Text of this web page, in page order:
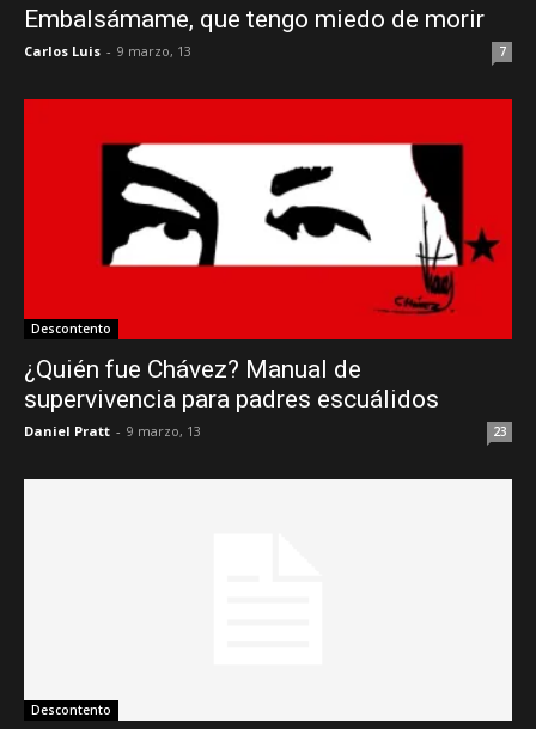
Embalsámame, que tengo miedo de morir
Carlos Luis - 9 marzo, 13 7
Descontento
¿Quién fue Chávez? Manual de
supervivencia para padres escuálidos
Daniel Pratt - 9 marzo, 13 23
Descontento